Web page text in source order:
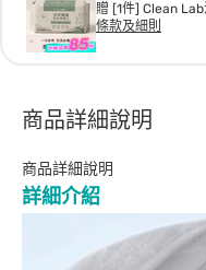
贈 [1件] Clean
條款及細則
商品詳細說明
商品詳細說明
詳細介紹